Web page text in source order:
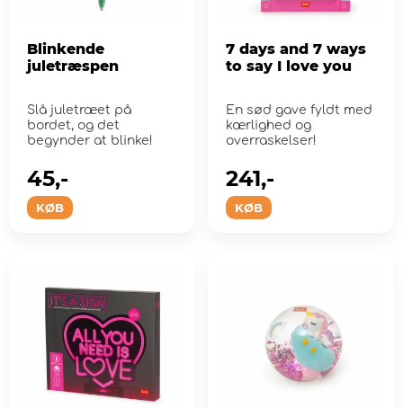
Blinkende
juletræspen
Slå juletræet på
bordet, og det
begynder at blinke!
KØB
45,-
7 days and 7 ways
to say I love you
En sød gave fyldt med
kærlighed og
overraskelser!
KØB
241,-